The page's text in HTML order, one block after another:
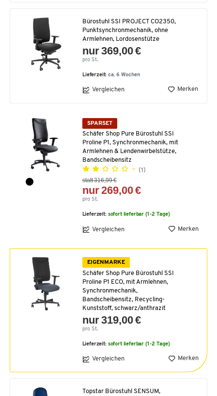
Bürostuhl SSI PROJECT CO2350,
Punktsynchronmechanik, ohne
Armlehnen, Lordosenstütze
nur 369,00 €
pro St.
Lieferzeit:ca. 6 Wochen
Vergleichen Merken
SPARSET
Schäfer Shop Pure Bürostuhl SSI
Proline P1, Synchronmechanik, mit
Armlehnen & Lendenwirbelstütze,
Bandscheibensitz
(1)
statt 316,99 €
nur 269,00 €
pro St.
Lieferzeit: sofort lieferbar (1-2 Tage)
Vergleichen Merken
EIGENMARKE
Schäfer Shop Pure Bürostuhl SSI
Proline P1 ECO, mit Armlehnen,
Synchronmechanik,
Bandscheibensitz, Recycling-
Kunststoff, schwarz/anthrazit
nur 319,00 €
pro St.
Lieferzeit: sofort lieferbar (1-2 Tage)
Vergleichen Merken
Topstar Bürostuhl SENSUM,